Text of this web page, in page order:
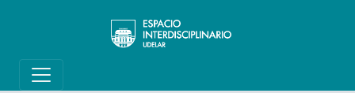
Main navigation